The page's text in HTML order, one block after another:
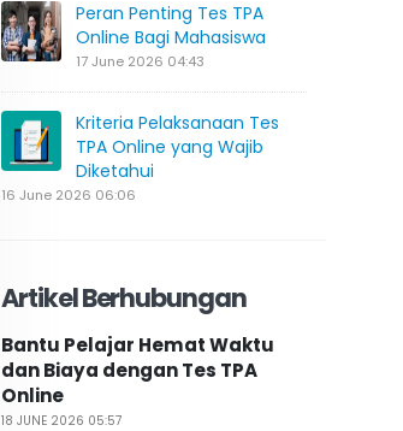
Peran Penting Tes TPA
Online Bagi Mahasiswa
17 June 2026 04:43
Kriteria Pelaksanaan Tes
TPA Online yang Wajib
Diketahui
16 June 2026 06:06
Artikel Berhubungan
Bantu Pelajar Hemat Waktu
dan Biaya dengan Tes TPA
Online
18 JUNE 2026 05:57